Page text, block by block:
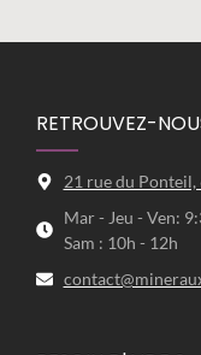
RETROUVEZ-
21 rue du
Mar - Jeu - Ven:
Sam : 10h - 12h